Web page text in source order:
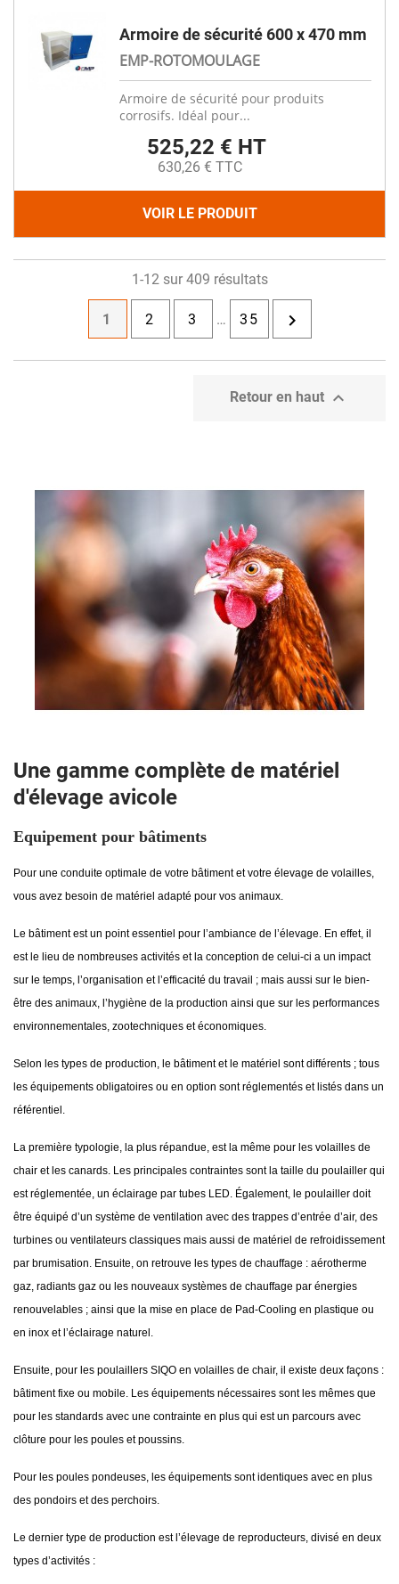
Armoire de sécurité 600 x 470 mm
EMP-ROTOMOULAGE
Armoire de sécurité pour produits
corrosifs. Idéal pour...
525,22 € HT
630,26 € TTC
VOIR LE PRODUIT
1-12 sur 409 résultats
1 2 3 … 35 
Retour en haut 
Une gamme complète de matériel
d'élevage avicole
Equipement pour bâtiments
Pour une conduite optimale de votre bâtiment et votre élevage de volailles,
vous avez besoin de matériel adapté pour vos animaux.
Le bâtiment est un point essentiel pour l’ambiance de l’élevage. En effet, il
est le lieu de nombreuses activités et la conception de celui-ci a un impact
sur le temps, l’organisation et l’efficacité du travail ; mais aussi sur le bien-
être des animaux, l’hygiène de la production ainsi que sur les performances
environnementales, zootechniques et économiques.
Selon les types de production, le bâtiment et le matériel sont différents ; tous
les équipements obligatoires ou en option sont réglementés et listés dans un
référentiel.
La première typologie, la plus répandue, est la même pour les volailles de
chair et les canards. Les principales contraintes sont la taille du poulailler qui
est réglementée, un éclairage par tubes LED. Également, le poulailler doit
être équipé d’un système de ventilation avec des trappes d’entrée d’air, des
turbines ou ventilateurs classiques mais aussi de matériel de refroidissement
par brumisation. Ensuite, on retrouve les types de chauffage : aérotherme
gaz, radiants gaz ou les nouveaux systèmes de chauffage par énergies
renouvelables ; ainsi que la mise en place de Pad-Cooling en plastique ou
en inox et l’éclairage naturel.
Ensuite, pour les poulaillers SIQO en volailles de chair, il existe deux façons :
bâtiment fixe ou mobile. Les équipements nécessaires sont les mêmes que
pour les standards avec une contrainte en plus qui est un parcours avec
clôture pour les poules et poussins.
Pour les poules pondeuses, les équipements sont identiques avec en plus
des pondoirs et des perchoirs.
Le dernier type de production est l’élevage de reproducteurs, divisé en deux
types d’activités :